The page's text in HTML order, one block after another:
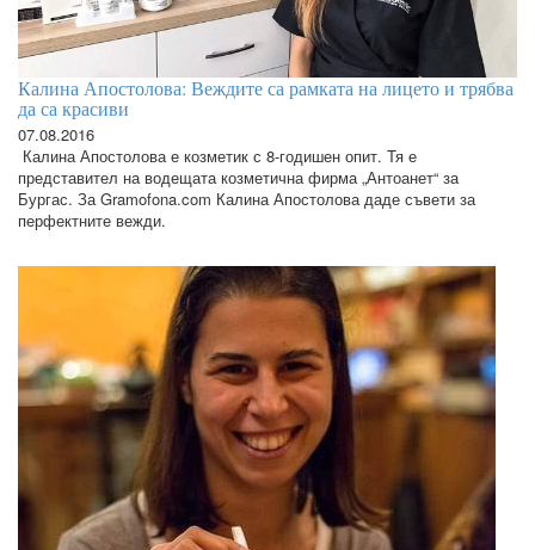
Калина Апостолова: Веждите са рамката на лицето и трябва
да са красиви
07.08.2016
Калина Апостолова е козметик с 8-годишен опит. Тя е
представител на водещата козметична фирма „Антоанет“ за
Бургас. За Gramofona.com Калина Апостолова даде съвети за
перфектните вежди.